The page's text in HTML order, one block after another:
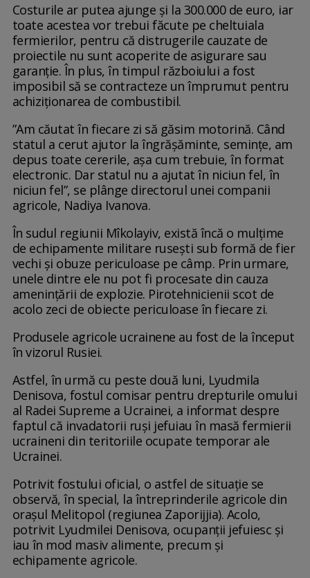
Costurile ar putea ajunge și la 300.000 de euro, iar
toate acestea vor trebui făcute pe cheltuiala
fermierilor, pentru că distrugerile cauzate de
proiectile nu sunt acoperite de asigurare sau
garanție. În plus, în timpul războiului a fost
imposibil să se contracteze un împrumut pentru
achiziționarea de combustibil.
”Am căutat în fiecare zi să găsim motorină. Când
statul a cerut ajutor la îngrășăminte, semințe, am
depus toate cererile, așa cum trebuie, în format
electronic. Dar statul nu a ajutat în niciun fel, în
niciun fel”, se plânge directorul unei companii
agricole, Nadiya Ivanova.
În sudul regiunii Mîkolayiv, există încă o mulțime
de echipamente militare rusești sub formă de fier
vechi și obuze periculoase pe câmp. Prin urmare,
unele dintre ele nu pot fi procesate din cauza
amenințării de explozie. Pirotehnicienii scot de
acolo zeci de obiecte periculoase în fiecare zi.
Produsele agricole ucrainene au fost de la început
în vizorul Rusiei.
Astfel, în urmă cu peste două luni, Lyudmila
Denisova, fostul comisar pentru drepturile omului
al Radei Supreme a Ucrainei, a informat despre
faptul că invadatorii ruși jefuiau în masă fermierii
ucraineni din teritoriile ocupate temporar ale
Ucrainei.
Potrivit fostului oficial, o astfel de situație se
observă, în special, la întreprinderile agricole din
orașul Melitopol (regiunea Zaporijjia). Acolo,
potrivit Lyudmilei Denisova, ocupanții jefuiesc și
iau în mod masiv alimente, precum și
echipamente agricole.